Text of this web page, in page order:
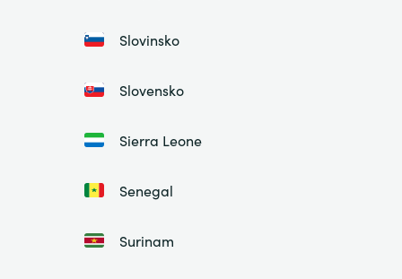
Slovinsko
Slovensko
Sierra Leone
Senegal
Surinam